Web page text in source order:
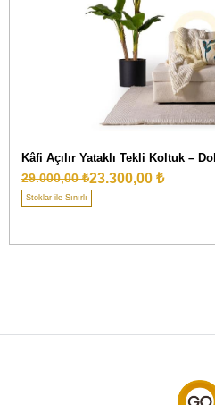
Kâfi Açılır Yataklı Tekli Koltuk –
29.000,00 ₺23.300,00 ₺
Stoklar ile Sınırlı